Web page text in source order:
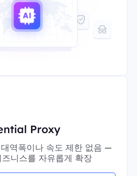
Proxy
역폭이나 속도 제한 없음 —
니스를 자유롭게 확장